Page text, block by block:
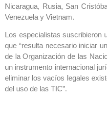
Nicaragua, Rusia, San
Venezuela y Vietnam.
Los especialistas suscribieron
que “resulta necesario iniciar
de la Organización de las
un instrumento internacional
eliminar los vacíos legales
del uso de las TIC”.